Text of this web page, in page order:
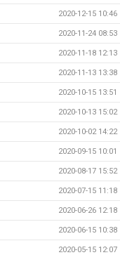
2020-12-15 10:46
2020-11-24 08:53
2020-11-18 12:13
2020-11-13 13:38
2020-10-15 13:51
2020-10-13 15:02
2020-10-02 14:22
2020-09-15 10:01
2020-08-17 15:52
2020-07-15 11:18
2020-06-26 12:18
2020-06-15 10:38
2020-05-15 12:07